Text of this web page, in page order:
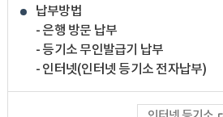
납부방법
- 은행 방문 납부
- 등기소 무인발급기 납부
- 인터넷(인터넷 등기소 전자납부)